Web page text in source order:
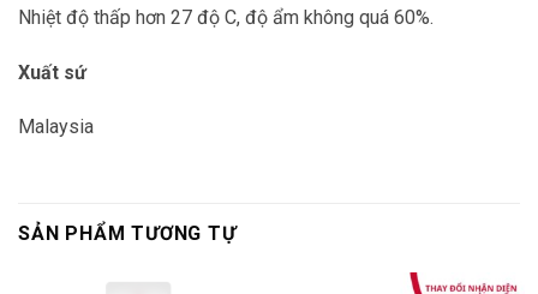
Nhiệt độ thấp hơn 27 độ C, độ ẩm không quá 60%.
Xuất sứ
Malaysia
SẢN PHẨM TƯƠNG TỰ